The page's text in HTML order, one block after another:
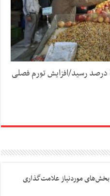
تورم نقطه‌به‌نقطه خدمات به ۵۸ درصد رسید/افزایش تورم فصلی
بخش‌های موردنیاز علامت‌گذاری